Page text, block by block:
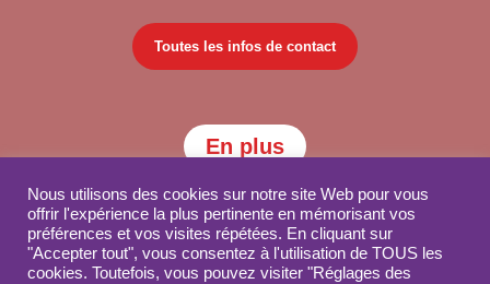
Toutes les infos de contact
En plus
Partenaires
Publications
Nous utilisons des cookies sur notre site Web pour vous
offrir l'expérience la plus pertinente en mémorisant vos
préférences et vos visites répétées. En cliquant sur
"Accepter tout", vous consentez à l'utilisation de TOUS les
cookies. Toutefois, vous pouvez visiter "Réglages des